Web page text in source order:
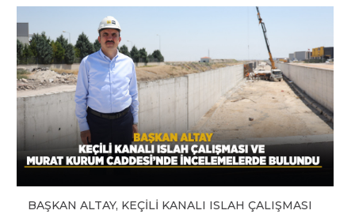
BAŞKAN ALTAY, KEÇİLİ KANALI ISLAH ÇALIŞMASI